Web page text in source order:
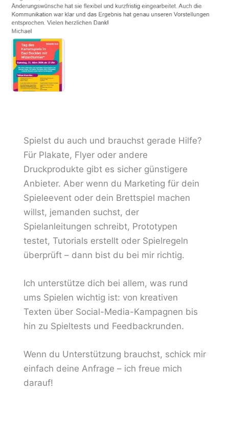
Spielst du auch und brauchst gerade Hilfe?
Für Plakate, Flyer oder andere
Druckprodukte gibt es sicher günstigere
Anbieter. Aber wenn du Marketing für dein
Spieleevent oder dein Brettspiel machen
willst, jemanden suchst, der
Spielanleitungen schreibt, Prototypen
testet, Tutorials erstellt oder Spielregeln
überprüft – dann bist du bei mir richtig.
Ich unterstütze dich bei allem, was rund
ums Spielen wichtig ist: von kreativen
Texten über Social-Media-Kampagnen bis
hin zu Spieltests und Feedbackrunden.
Wenn du Unterstützung brauchst, schick mir
einfach deine Anfrage – ich freue mich
darauf!